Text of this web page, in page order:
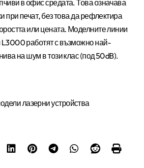
в офис средата. Това означава
при печат, без това да рефлектира
или цената. Моделните линии
работят с възможно най-
на шум в този клас (под 50dB).
лазерни устройства